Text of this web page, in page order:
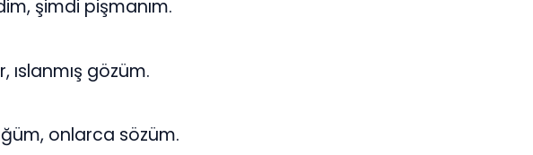
şimdi pişmanım.
ıslanmış gözüm.
onlarca sözüm.